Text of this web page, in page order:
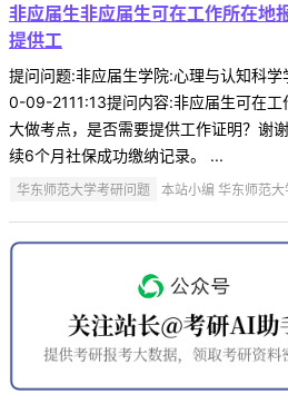
非应届生非应届生可在工作所在地
提供工
提问问题:非应届生学院:心理与认知科
0-09-2111:13提问内容:非应届生可在工
大做考点，是否需要提供工作证明？谢
续6个月社保成功缴纳记录。 ...
华东师范大学考研问题 本站小编 华东师范